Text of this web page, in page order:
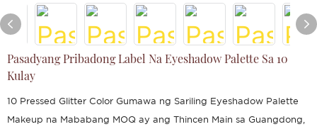
Pasadyang Pribadong Label Na Eyeshadow Palette Sa 10
Kulay
10 Pressed Glitter Color Gumawa ng Sariling Eyeshadow Palette
Makeup na Mababang MOQ ay ang Thincen Main sa Guangdong,